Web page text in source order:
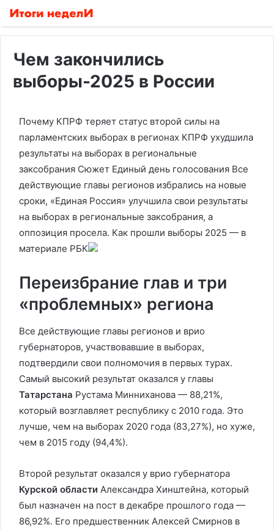
Чем закончились
выборы-2025 в России
Почему КПРФ теряет статус второй силы на
парламентских выборах в регионах КПРФ ухудшила
результаты на выборах в региональные
заксобрания Сюжет Единый день голосования Все
действующие главы регионов избрались на новые
сроки, «Единая Россия» улучшила свои результаты
на выборах в региональные заксобрания, а
оппозиция просела. Как прошли выборы 2025 — в
материале РБК
Переизбрание глав и три
«проблемных» региона
Все действующие главы регионов и врио
губернаторов, участвовавшие в выборах,
подтвердили свои полномочия в первых турах.
Самый высокий результат оказался у главы
Татарстана Рустама Минниханова — 88,21%,
который возглавляет республику с 2010 года. Это
лучше, чем на выборах 2020 года (83,27%), но хуже,
чем в 2015 году (94,4%).
Второй результат оказался у врио губернатора
Курской области Александра Хинштейна, который
был назначен на пост в декабре прошлого года —
86,92%. Его предшественник Алексей Смирнов в